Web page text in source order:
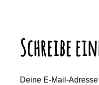
Schreibe
Deine E-Mail-